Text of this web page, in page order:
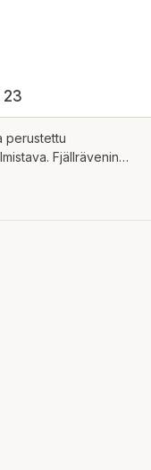
perustettu
Fjällrävenin
tavoitteena on olla
joka on
yritysten
pörssissä.